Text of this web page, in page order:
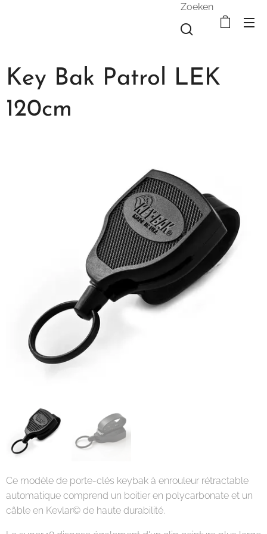
Zoeken
Key Bak Patrol LEK
120cm
Ce modèle de porte-clés keybak à enrouleur rétractable
automatique comprend un boitier en polycarbonate et un
câble en Kevlar© de haute durabilité.